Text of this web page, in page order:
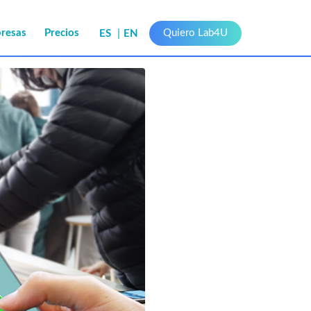
Precios ES EN Quiero Lab4U